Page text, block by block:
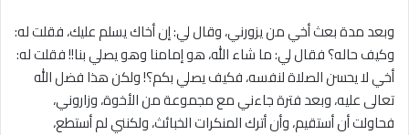
وبعد مدة بعث أخي من يزورني، وقال لي: إن أخاك يسلم عليك، فقلت له:
وكيف حاله؟ فقال لي: ما شاء الله، هو إمامنا وهو يصلي بنا!! فقلت له:
أخي لا يحسن الصلاة لنفسه، فكيف يصلي بكم؟! ولكن هذا فضل الله
تعالى عليه، وبعد فترة جاءني مع مجموعة من الأخوة، وزاروني،
فحاولت أن أستقيم، وأن أترك المنكرات الخبائث، ولكنني لم أستطع،